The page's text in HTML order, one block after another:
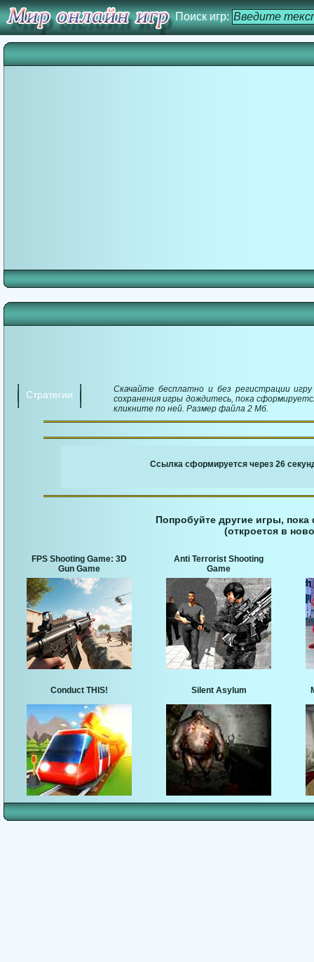
Поиск игр:
Стратегии
Скачайте бесплатно и без регистрации
сохранения игры дождитесь, пока
кликните по ней. Размер файла 2 Мб.
Ссылка сформируется через 25
Попробуйте другие игры,
(откроется в
FPS Shooting Game: 3D
Gun Game
Anti Terrorist Shooting
Game
Conduct THIS! Silent Asylum